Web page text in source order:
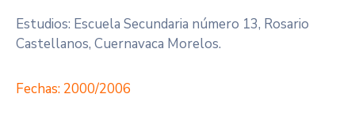
Estudios: Escuela Secundaria número 13, Rosario
Castellanos, Cuernavaca Morelos.
Fechas: 2000/2006